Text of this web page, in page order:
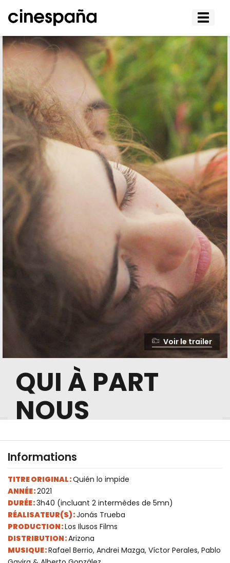
menu
Voir le trailer
QUI À PART
NOUS
Informations
TITRE ORIGINAL :Quién lo impide
ANNÉE :2021
DURÉE :3h40 (incluant 2 intermèdes de 5mn)
RÉALISATEUR(S) :Jonás Trueba
PRODUCTION :Los Ilusos Films
DISTRIBUTION :Arizona
MUSIQUE :Rafael Berrio, Andrei Mazga, Víctor Perales, Pablo